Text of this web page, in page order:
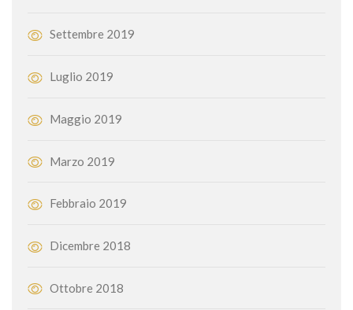
Settembre 2019
Luglio 2019
Maggio 2019
Marzo 2019
Febbraio 2019
Dicembre 2018
Ottobre 2018